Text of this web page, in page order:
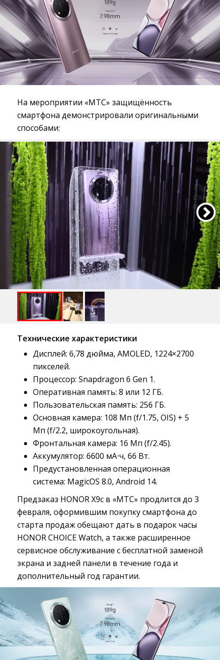
На мероприятии «МТС» защищённость
смартфона демонстрировали оригинальными
способами:
Технические характеристики
Дисплей: 6,78 дюйма, AMOLED, 1224×2700
пикселей.
Процессор: Snapdragon 6 Gen 1.
Оперативная память: 8 или 12 ГБ.
Пользовательская память: 256 ГБ.
Основная камера: 108 Мп (f/1.75, OIS) + 5
Мп (f/2.2, широкоугольная).
Фронтальная камера: 16 Мп (f/2.45).
Аккумулятор: 6600 мА⋅ч, 66 Вт.
Предустановленная операционная
система: MagicOS 8.0, Android 14.
Предзаказ HONOR X9c в «МТС» продлится до 3
февраля, оформившим покупку смартфона до
старта продаж обещают дать в подарок часы
HONOR CHOICE Watch, а также расширенное
сервисное обслуживание с бесплатной заменой
экрана и задней панели в течение года и
дополнительный год гарантии.